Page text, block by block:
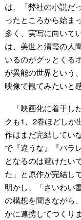
は、「弊社の小説だ
ったところから始ま
多く、実写に向いて
は、美世と清霞の人
いるのがグッとくる
が異能の世界という
映像で観てみたいと
「映画化に着手し
クも1、2巻ほどしか
作はまだ完結してい
で『違うな』『パラ
となるのは避けたい
た」と原作が完結し
明かし、「さいわい
の構想を聞きながら
かに連携してつくり